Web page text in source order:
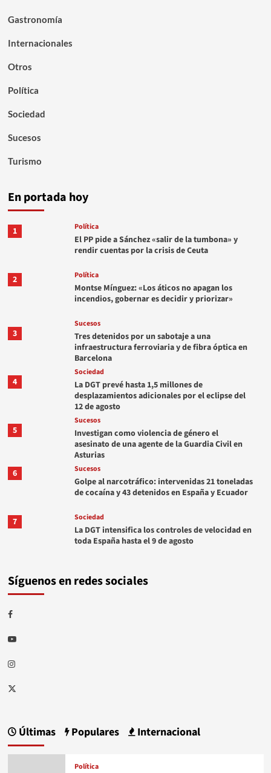
Gastronomía
Internacionales
Otros
Política
Sociedad
Sucesos
Turismo
En portada hoy
1 Política
El PP pide a Sánchez «salir de la tumbona» y
rendir cuentas por la crisis de Ceuta
2 Política
Montse Mínguez: «Los áticos no apagan los
incendios, gobernar es decidir y priorizar»
3
Sucesos
Tres detenidos por un sabotaje a una
infraestructura ferroviaria y de fibra óptica en
Barcelona
4
Sociedad
La DGT prevé hasta 1,5 millones de
desplazamientos adicionales por el eclipse del
12 de agosto
5
Sucesos
Investigan como violencia de género el
asesinato de una agente de la Guardia Civil en
Asturias
6
Sucesos
Golpe al narcotráfico: intervenidas 21 toneladas
de cocaína y 43 detenidos en España y Ecuador
7 Sociedad
La DGT intensifica los controles de velocidad en
toda España hasta el 9 de agosto
Síguenos en redes sociales
Facebook
Youtube
Instagram
Twitter
Últimas Populares Internacional
Política